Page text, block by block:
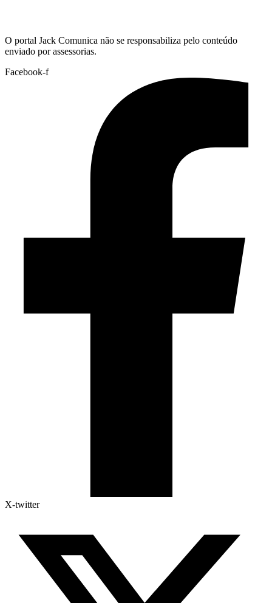
O portal Jack Comunica não se responsabiliza pelo conteúdo
enviado por assessorias.
Facebook-f
X-twitter